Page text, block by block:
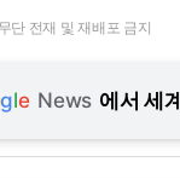
단 전재 및 재배포 금지
gle News 에서 세